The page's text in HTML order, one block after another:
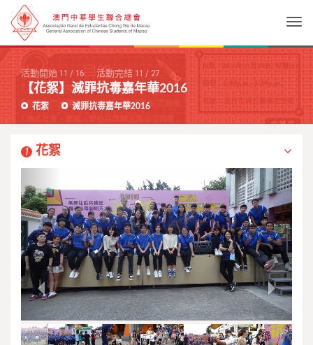
活動開始 11/16 活動完結 11/27
【花絮】滅罪抗毒嘉年華2016
花絮 滅罪抗毒嘉年華2016
1 花絮
Next